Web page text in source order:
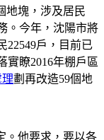
地塊，涉及居民
。今年，沈陽市將
22549戶，目前已
實瞭2016年棚戶區
劃再改造59個地
。他要求，要以各